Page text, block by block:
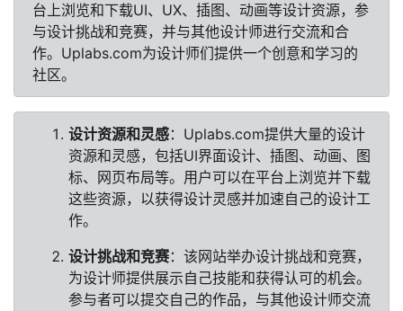
台上浏览和下载UI、UX、插图、动画等设计资源，参
与设计挑战和竞赛，并与其他设计师进行交流和合
作。Uplabs.com为设计师们提供一个创意和学习的
社区。
设计资源和灵感：Uplabs.com提供大量的设计
资源和灵感，包括UI界面设计、插图、动画、图
标、网页布局等。用户可以在平台上浏览并下载
这些资源，以获得设计灵感并加速自己的设计工
作。
设计挑战和竞赛：该网站举办设计挑战和竞赛，
为设计师提供展示自己技能和获得认可的机会。
参与者可以提交自己的作品，与其他设计师交流